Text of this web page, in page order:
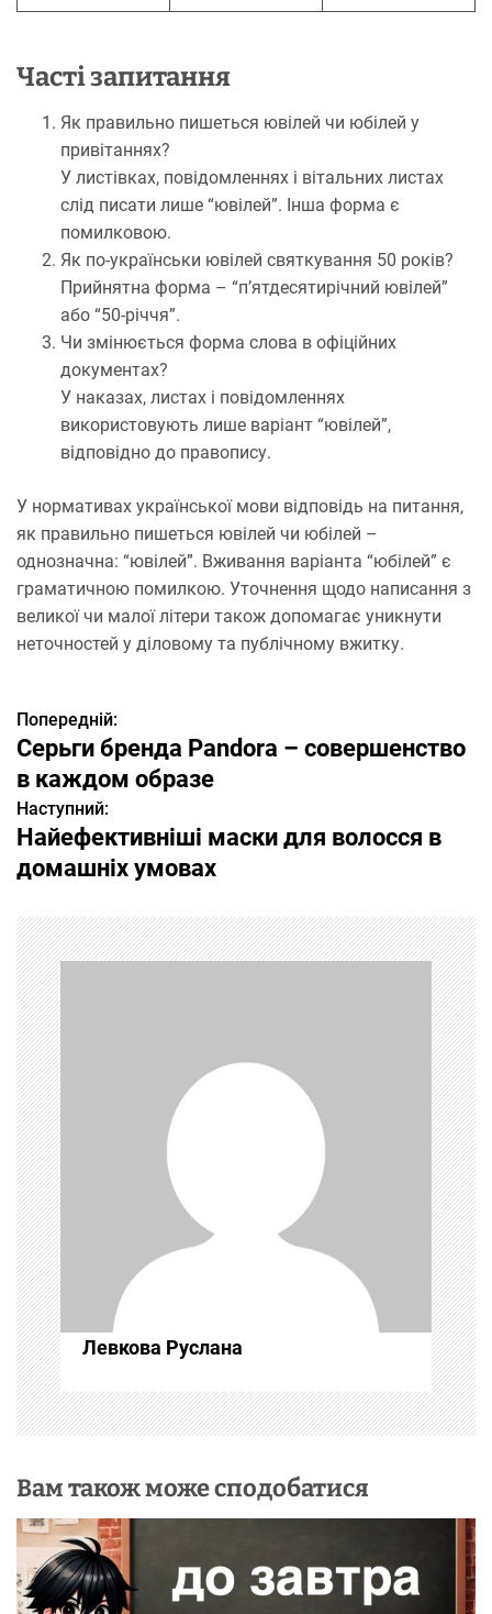
Часті запитання
Як правильно пишеться ювілей чи юбілей у
привітаннях?
У листівках, повідомленнях і вітальних листах
слід писати лише “ювілей”. Інша форма є
помилковою.
Як по-українськи ювілей святкування 50 років?
Прийнятна форма – “п’ятдесятирічний ювілей”
або “50-річчя”.
Чи змінюється форма слова в офіційних
документах?
У наказах, листах і повідомленнях
використовують лише варіант “ювілей”,
відповідно до правопису.
У нормативах української мови відповідь на питання,
як правильно пишеться ювілей чи юбілей –
однозначна: “ювілей”. Вживання варіанта “юбілей” є
граматичною помилкою. Уточнення щодо написання з
великої чи малої літери також допомагає уникнути
неточностей у діловому та публічному вжитку.
Н
а
в
і
г
а
ц
і
я
з
а
п
и
с
і
в
Попередній:
Серьги бренда Pandora – совершенство
в каждом образе
Наступний:
Найефективніші маски для волосся в
домашніх умовах
Левкова Руслана
Вам також може сподобатися